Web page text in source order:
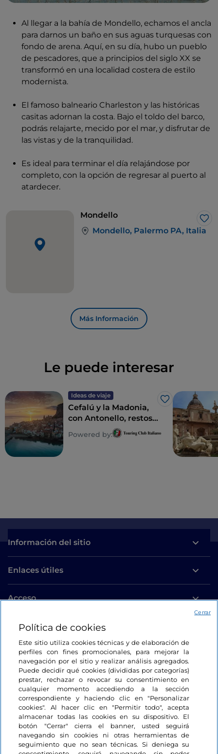
Al llegar a la bahía de Mondello, echamos el ancla
para darnos un baño en sus aguas turquesas con
fondo de arena. Aquí, en su día, hubo un pueblo
de pescadores, que a principios del siglo XX se
transformó en una localidad costera de estilo
modernista.
El famoso balneario Charleston y las históricas
casitas adornan la costa. Bajo el toldo del barco,
podrás relajarte, mecido por el mar, y disfrutar de
las vistas y de la tranquilidad.
Es ideal para terminar el día relajándose por
completo, con la opción de regresar al puerto al
atardecer.
Mondello
Me
Mondello, Palermo PA, Italia
Más Información
Le puede interesar
Ideas de viaje
Me gusta
Cefalú y la Madonia,
con Antonello, restos
de la Magna Grecia y
un gran parque
Powered by:
Información del sitio
Enlaces útiles
Acceso
Política de cookies
Este sitio utiliza cookies técnicas y de elaboración de
perfiles con fines promocionales, para mejorar la
navegación por el sitio y realizar análisis agregados.
Puede decidir qué cookies (divididas por categorías)
prestar, rechazar o revocar su consentimiento en
cualquier momento accediendo a la sección
correspondiente y haciendo clic en "Personalizar
cookies". Al hacer clic en "Permitir todo", acepta
almacenar todas las cookies en su dispositivo. El
botón "Cerrar" cierra el banner, usted seguirá
navegando sin cookies ni otras herramientas de
seguimiento que no sean técnicas. Si deniega su
Cerrar